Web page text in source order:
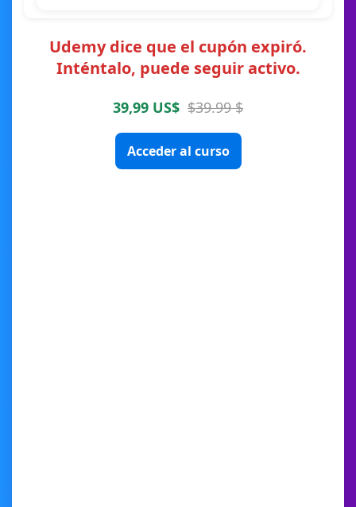
Udemy dice que el cupón expiró.
Inténtalo, puede seguir activo.
39,99 US$ $39.99 $
Acceder al curso